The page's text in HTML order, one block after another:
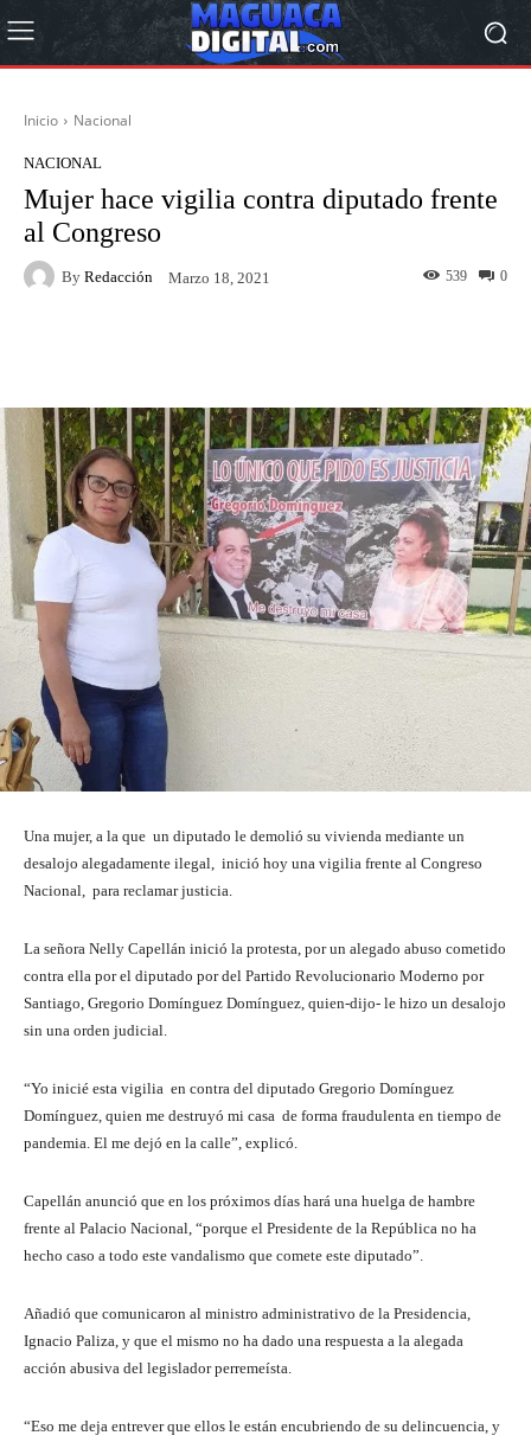
Inicio Nacional
NACIONAL
Mujer hace vigilia contra diputado frente
al Congreso
By Redacción Marzo 18, 2021 0
539
Una mujer, a la que un diputado le demolió su vivienda mediante un
desalojo alegadamente ilegal, inició hoy una vigilia frente al Congreso
Nacional, para reclamar justicia.
La señora Nelly Capellán inició la protesta, por un alegado abuso cometido
contra ella por el diputado por del Partido Revolucionario Moderno por
Santiago, Gregorio Domínguez Domínguez, quien-dijo- le hizo un desalojo
sin una orden judicial.
“Yo inicié esta vigilia en contra del diputado Gregorio Domínguez
Domínguez, quien me destruyó mi casa de forma fraudulenta en tiempo de
pandemia. El me dejó en la calle”, explicó.
Capellán anunció que en los próximos días hará una huelga de hambre
frente al Palacio Nacional, “porque el Presidente de la República no ha
hecho caso a todo este vandalismo que comete este diputado”.
Añadió que comunicaron al ministro administrativo de la Presidencia,
Ignacio Paliza, y que el mismo no ha dado una respuesta a la alegada
acción abusiva del legislador perremeísta.
“Eso me deja entrever que ellos le están encubriendo de su delincuencia, y